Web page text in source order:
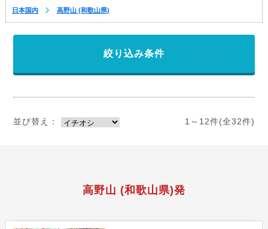
日本国内 高野山 (和歌山県)
絞り込み条件
並び替え： 1～12件(全32件)
高野山 (和歌山県)発